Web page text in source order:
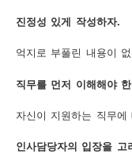
진정성 있게 작성하자.
억지로 부풀린 내용이
직무를 먼저 이해해야
자신이 지원하는 직무에
인사담당자의 입장을 고
업
도